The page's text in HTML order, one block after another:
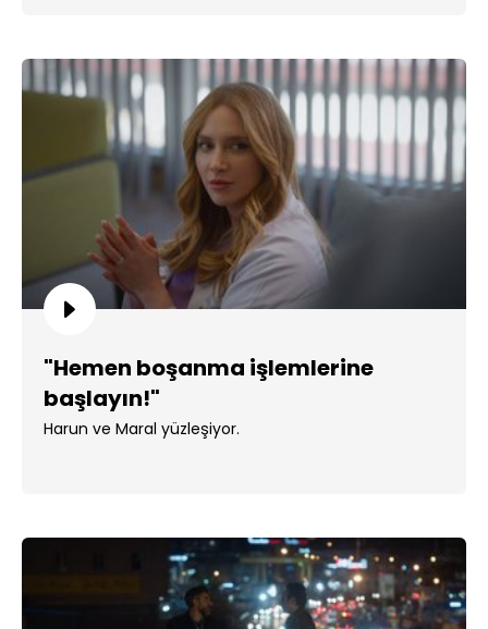
"Hemen boşanma işlemlerine
başlayın!"
Harun ve Maral yüzleşiyor.